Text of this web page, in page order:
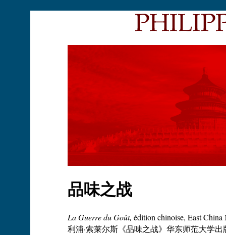
品味之战
La Guerre du Goût, édition chinoise, East
利浦·索莱尔斯《品味之战》华东师范大学出